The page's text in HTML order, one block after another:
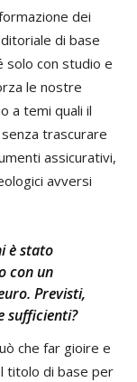
dei
di base
solo con studio e
le nostre
a temi quali il
trascurare
assicurativi,
avversi
è stato
con un
Previsti,
sufficienti?
che far gioire e
titolo di base per